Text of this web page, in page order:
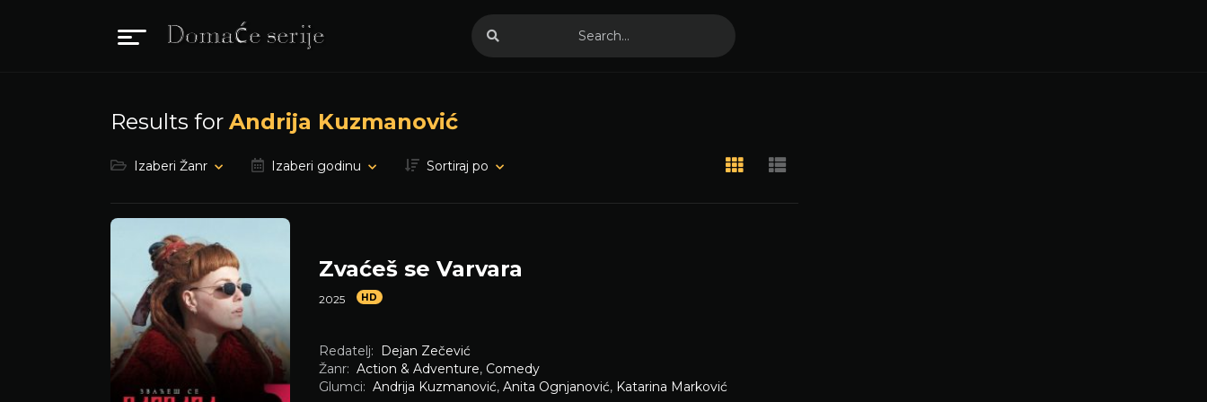
Results for Andrija Kuzmanović
Izaberi Žanr Izaberi godinu Sortiraj po
Zvaćeš se Varvara
2025 HD
Redatelj:
Dejan Zečević
Žanr: Action & Adventure, Comedy
Glumci: Andrija Kuzmanović, Anita Ognjanović, Katarina Marković